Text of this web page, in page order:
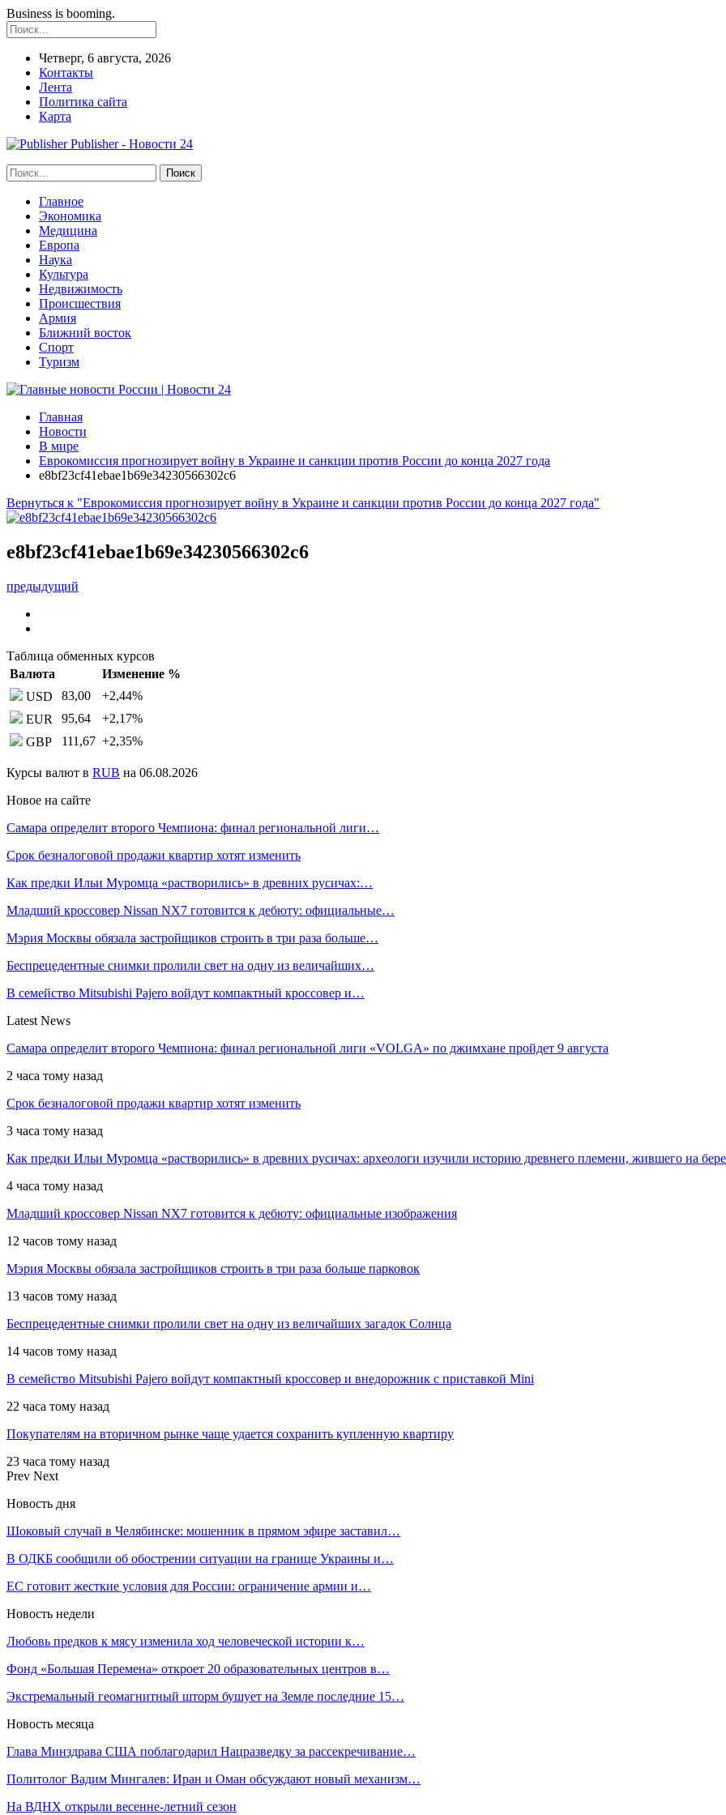
Business is booming.
Четверг, 6 августа, 2026
Контакты
Лента
Политика сайта
Карта
Publisher - Новости 24
Главное
Экономика
Медицина
Европа
Наука
Культура
Недвижимость
Происшествия
Армия
Ближний восток
Спорт
Туризм
Главная
Новости
В мире
Еврокомиссия прогнозирует войну в Украине и санкции против России до конца 2027 года
e8bf23cf41ebae1b69e34230566302c6
Вернуться к "Еврокомиссия прогнозирует войну в Украине и санкции против России до конца 2027 года"
e8bf23cf41ebae1b69e34230566302c6
предыдущий
Таблица обменных курсов
Валюта
Изменение %
USD
83,00 +2,44%
EUR
95,64 +2,17%
GBP
111,67 +2,35%
Курсы валют в RUB на 06.08.2026
Новое на сайте
Самара определит второго Чемпиона: финал региональной лиги…
Срок безналоговой продажи квартир хотят изменить
Как предки Ильи Муромца «растворились» в древних русичах:…
Младший кроссовер Nissan NX7 готовится к дебюту: официальные…
Мэрия Москвы обязала застройщиков строить в три раза больше…
Беспрецедентные снимки пролили свет на одну из величайших…
В семейство Mitsubishi Pajero войдут компактный кроссовер и…
Latest News
Самара определит второго Чемпиона: финал региональной лиги «VOLGA» по джимхане пройдет 9 августа
2 часа тому назад
Срок безналоговой продажи квартир хотят изменить
3 часа тому назад
Как предки Ильи Муромца «растворились» в древних русичах: археологи изучили историю древнего племени, жившего на
4 часа тому назад
Младший кроссовер Nissan NX7 готовится к дебюту: официальные изображения
12 часов тому назад
Мэрия Москвы обязала застройщиков строить в три раза больше парковок
13 часов тому назад
Беспрецедентные снимки пролили свет на одну из величайших загадок Солнца
14 часов тому назад
В семейство Mitsubishi Pajero войдут компактный кроссовер и внедорожник с приставкой Mini
22 часа тому назад
Покупателям на вторичном рынке чаще удается сохранить купленную квартиру
23 часа тому назад
Prev Next
Новость дня
Шоковый случай в Челябинске: мошенник в прямом эфире заставил…
В ОДКБ сообщили об обострении ситуации на границе Украины и…
ЕС готовит жесткие условия для России: ограничение армии и…
Новость недели
Любовь предков к мясу изменила ход человеческой истории к…
Фонд «Большая Перемена» откроет 20 образовательных центров в…
Экстремальный геомагнитный шторм бушует на Земле последние 15…
Новость месяца
Глава Минздрава США поблагодарил Нацразведку за рассекречивание…
Политолог Вадим Мингалев: Иран и Оман обсуждают новый механизм…
На ВДНХ открыли весенне-летний сезон